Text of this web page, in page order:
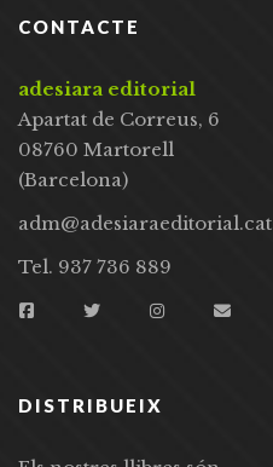
CONTACTE
adesiara editorial
Apartat de Correus, 6
08760 Martorell
(Barcelona)
adm@adesiaraeditorial.cat
Tel. 937 736 889
DISTRIBUEIX